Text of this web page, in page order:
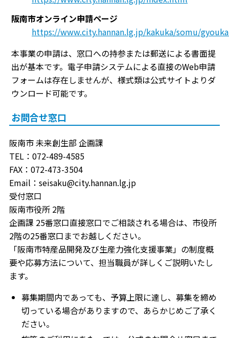
阪南市オンライン申請ページ
https://www.city.hannan.lg.jp/kakuka/somu/
本事業の申請は、窓口への持参または郵送による書面提
出が基本です。電子申請システムによる直接のWeb申請
フォームは存在しませんが、様式類は公式サイトよりダ
ウンロード可能です。
お問合せ窓口
阪南市 未来創生部 企画課
TEL：072-489-4585
FAX：072-473-3504
Email：seisaku@city.hannan.lg.jp
受付窓口
阪南市役所 2階
企画課 25番窓口直接窓口でご相談される場合は、市役所
2階の25番窓口までお越しください。
「阪南市特産品開発及び生産力強化支援事業」の制度概
要や応募方法について、担当職員が詳しくご説明いたし
ます。
募集期間内であっても、予算上限に達し、募集を締め
切っている場合がありますので、あらかじめご了承く
ださい。